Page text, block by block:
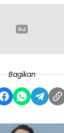
Bagikan